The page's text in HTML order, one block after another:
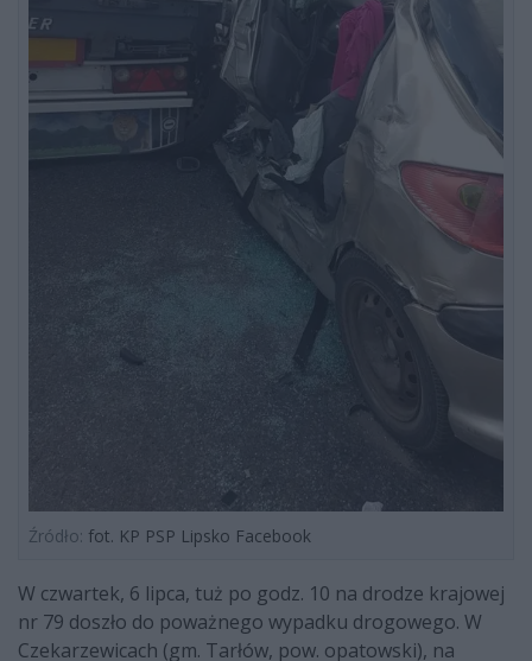
Źródło: fot. KP PSP Lipsko Facebook
W czwartek, 6 lipca, tuż po godz. 10 na drodze krajowej
nr 79 doszło do poważnego wypadku drogowego. W
Czekarzewicach (gm. Tarłów, pow. opatowski), na